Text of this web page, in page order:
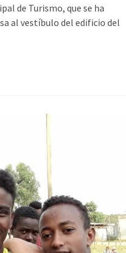
de Turismo, que se ha
al vestíbulo del edificio del